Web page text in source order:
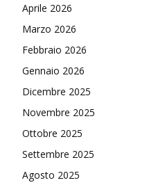
Aprile 2026
Marzo 2026
Febbraio 2026
Gennaio 2026
Dicembre 2025
Novembre 2025
Ottobre 2025
Settembre 2025
Agosto 2025